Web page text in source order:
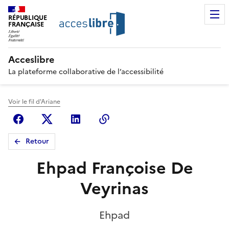
RÉPUBLIQUE
FRANÇAISE
Acceslibre
La plateforme collaborative de l’accessibilité
Voir le fil d'Ariane
FacebookX (anciennement Twitter)
Linkedin
Retour
Ehpad Françoise De
Veyrinas
Ehpad